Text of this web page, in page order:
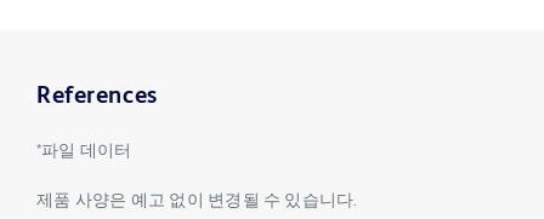
References
*파일 데이터
제품 사양은 예고 없이 변경될 수 있습니다.